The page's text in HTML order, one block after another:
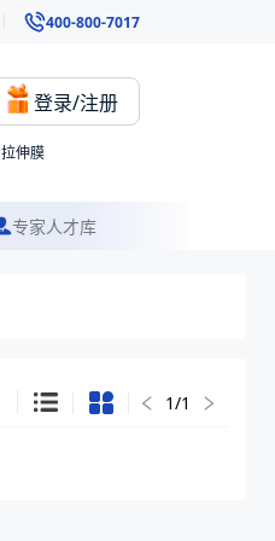
400-800-7017
登录/注册
拉伸膜
专家人才库
1/1